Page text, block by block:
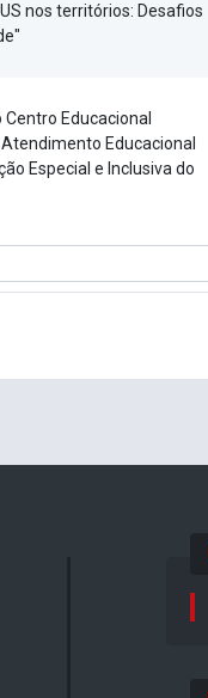
nos territórios: Desafios
Educacional
Educacional
Especial e Inclusiva do